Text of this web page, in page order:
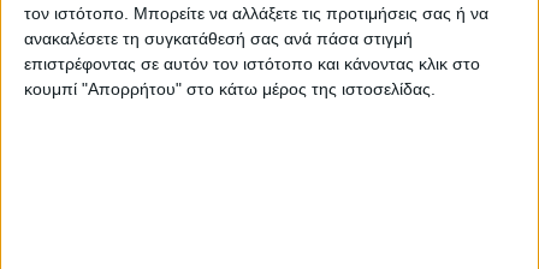
τον ιστότοπο. Μπορείτε να αλλάξετε τις προτιμήσεις σας ή να
ανακαλέσετε τη συγκατάθεσή σας ανά πάσα στιγμή
επιστρέφοντας σε αυτόν τον ιστότοπο και κάνοντας κλικ στο
κουμπί "Απορρήτου" στο κάτω μέρος της ιστοσελίδας.
ΠΑΡΟΜΟΙΑ ΑΡΘΡΑ